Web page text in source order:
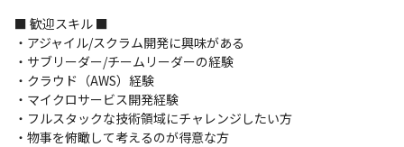
■ 歓迎スキル ■
・アジャイル/スクラム開発に興味がある
・サブリーダー/チームリーダーの経験
・クラウド（AWS）経験
・マイクロサービス開発経験
・フルスタックな技術領域にチャレンジしたい方
・物事を俯瞰して考えるのが得意な方